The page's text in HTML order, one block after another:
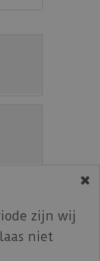
zijn wij
niet